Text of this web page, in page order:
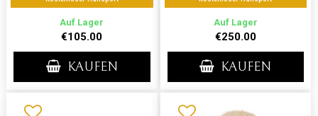
Auf Lager
€105.00
KAUFEN
Auf Lager
€250.00
KAUFEN